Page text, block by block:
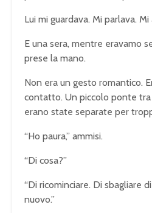
Lui mi guardava. Mi parlava.
E una sera, mentre eravamo
prese la mano.
Non era un gesto romantico.
contatto. Un piccolo ponte
erano state separate per
“Ho paura,” ammisi.
“Di cosa?”
“Di ricominciare. Di sbagliare
nuovo.”